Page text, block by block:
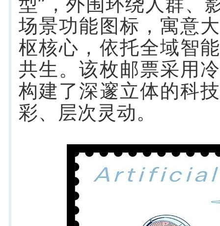
场景功能图标，寓意
枢核心，依托全域智
共生。该枚邮票采用
构建了深邃立体的科
彩、层次灵动。